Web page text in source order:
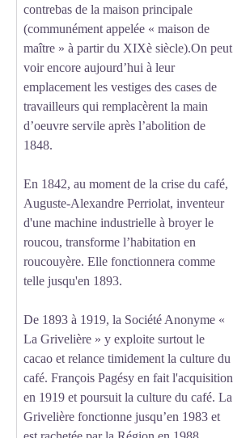
contrebas de la maison principale
(communément appelée « maison de
maître » à partir du XIXè siècle).On peut
voir encore aujourd’hui à leur
emplacement les vestiges des cases de
travailleurs qui remplacèrent la main
d’oeuvre servile après l’abolition de
1848.
En 1842, au moment de la crise du café,
Auguste-Alexandre Perriolat, inventeur
d'une machine industrielle à broyer le
roucou, transforme l’habitation en
roucouyère. Elle fonctionnera comme
telle jusqu'en 1893.
De 1893 à 1919, la Société Anonyme «
La Grivelière » y exploite surtout le
cacao et relance timidement la culture du
café. François Pagésy en fait l'acquisition
en 1919 et poursuit la culture du café. La
Grivelière fonctionne jusqu’en 1983 et